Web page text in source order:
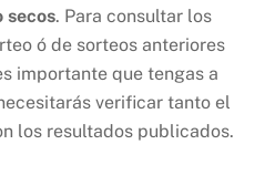
secos. Para consultar los
ó de sorteos anteriores
importante que tengas a
verificar tanto el
los resultados publicados.